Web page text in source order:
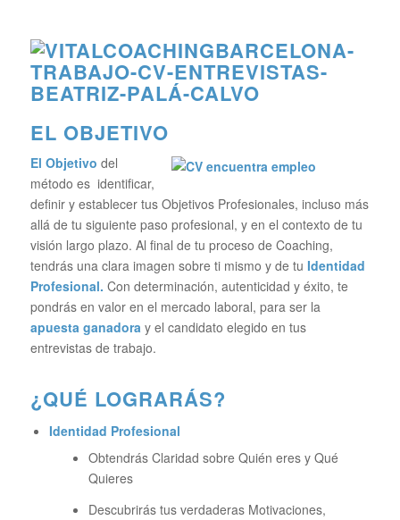
EL OBJETIVO
El Objetivo del
método es identificar,
definir y establecer tus Objetivos Profesionales, incluso más
allá de tu siguiente paso profesional, y en el contexto de tu
visión largo plazo. Al final de tu proceso de Coaching,
tendrás una clara imagen sobre ti mismo y de tu Identidad
Profesional. Con determinación, autenticidad y éxito, te
pondrás en valor en el mercado laboral, para ser la
apuesta ganadoray el candidato elegido en tus
entrevistas de trabajo.
¿QUÉ LOGRARÁS?
Identidad Profesional
Obtendrás Claridad sobre Quién eres y Qué
Quieres
Descubrirás tus verdaderas Motivaciones,